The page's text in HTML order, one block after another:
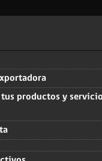
tus productos y